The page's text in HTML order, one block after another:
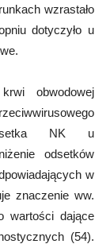
wzrastało
dotyczyło u
obwodowej
NK u
odsetków
w
znaczenie ww.
wartości dające
(54).